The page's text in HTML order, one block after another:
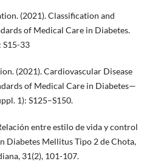
(2021). Classification and
of Medical Care in Diabetes.
S15-33
(2021). Cardiovascular Disease
of Medical Care in Diabetes—
1): S125–S150.
entre estilo de vida y control
Diabetes Mellitus Tipo 2 de Chota,
31(2), 101-107.